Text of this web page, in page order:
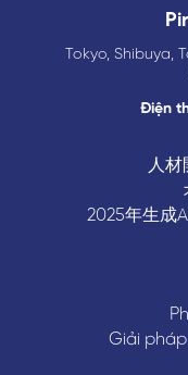
Tokyo, Shibuya,
Điện
人材
2025年生成
Giải